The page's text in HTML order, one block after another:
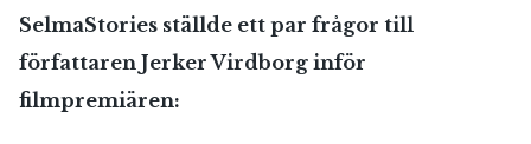
SelmaStories ställde ett par frågor till
författaren Jerker Virdborg inför
filmpremiären: